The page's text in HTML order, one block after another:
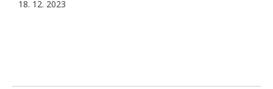
18. 12. 2023